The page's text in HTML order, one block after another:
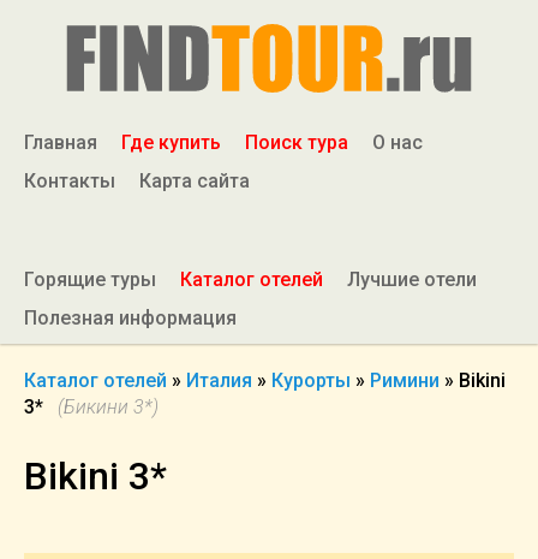
Главная Где купить Поиск тура
О нас
Контакты
Карта сайта
Горящие туры Каталог отелей
Лучшие отели
Полезная информация
Каталог отелей » Италия » Курорты » Римини » Bikini
3*
(Бикини 3*)
Bikini 3*